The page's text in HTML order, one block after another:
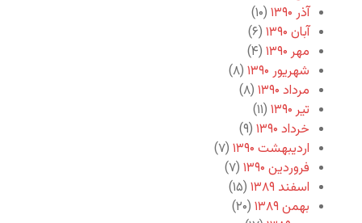
آذر ۱۳۹۰
(۱۰)
آبان ۱۳۹۰
(۶)
مهر ۱۳۹۰
(۴)
شهریور ۱۳۹۰
(۸)
مرداد ۱۳۹۰
(۸)
تیر ۱۳۹۰
(۱۱)
خرداد ۱۳۹۰
(۹)
اردیبهشت ۱۳۹۰
(۷)
فروردین ۱۳۹۰
(۷)
اسفند ۱۳۸۹
(۱۵)
بهمن ۱۳۸۹
(۲۰)